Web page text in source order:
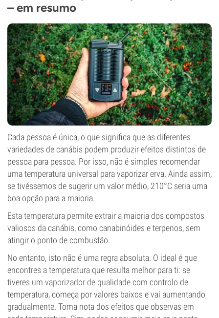
– em resumo
Cada pessoa é única, o que significa que as diferentes
variedades de canábis podem produzir efeitos distintos de
pessoa para pessoa. Por isso, não é simples recomendar
uma temperatura universal para vaporizar erva. Ainda assim,
se tivéssemos de sugerir um valor médio, 210°C seria uma
boa opção para a maioria.
Esta temperatura permite extrair a maioria dos compostos
valiosos da canábis, como canabinóides e terpenos, sem
atingir o ponto de combustão.
No entanto, isto não é uma regra absoluta. O ideal é que
encontres a temperatura que resulta melhor para ti: se
tiveres um vaporizador de qualidadecom controlo de
temperatura, começa por valores baixos e vai aumentando
gradualmente. Toma nota dos efeitos que observas em